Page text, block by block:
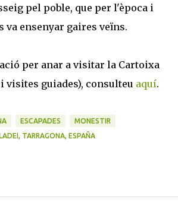
pel poble, que per l'època i
va ensenyar gaires veïns.
per anar a visitar la Cartoixa
visites guiades), consulteu aquí.
ESCAPADES MONESTIR
TARRAGONA, ESPAÑA